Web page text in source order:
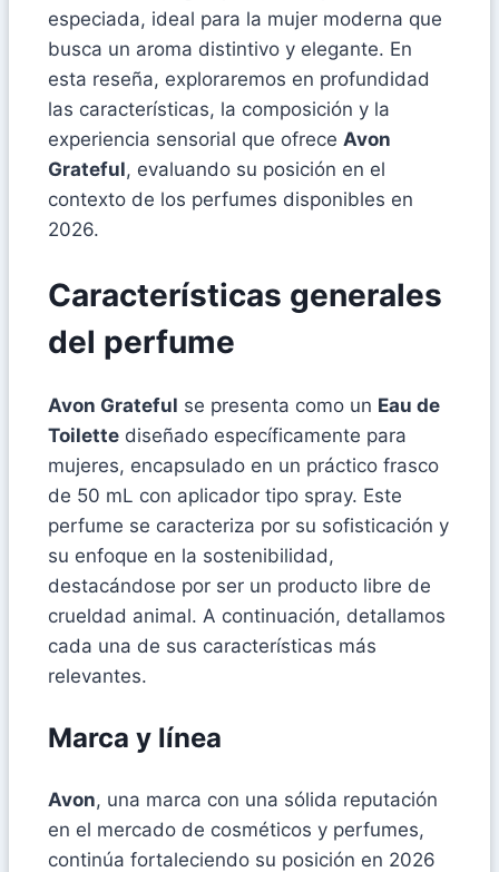
especiada, ideal para la mujer moderna que
busca un aroma distintivo y elegante. En
esta reseña, exploraremos en profundidad
las características, la composición y la
experiencia sensorial que ofrece Avon
Grateful, evaluando su posición en el
contexto de los perfumes disponibles en
2026.
Características generales
del perfume
Avon Grateful se presenta como un Eau de
Toilette diseñado específicamente para
mujeres, encapsulado en un práctico frasco
de 50 mL con aplicador tipo spray. Este
perfume se caracteriza por su sofisticación y
su enfoque en la sostenibilidad,
destacándose por ser un producto libre de
crueldad animal. A continuación, detallamos
cada una de sus características más
relevantes.
Marca y línea
Avon, una marca con una sólida reputación
en el mercado de cosméticos y perfumes,
continúa fortaleciendo su posición en 2026